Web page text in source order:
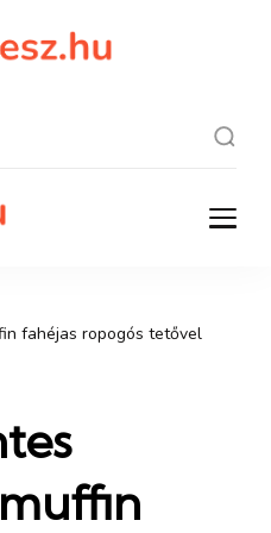
finomlesz.hu
Recept, ami finom lesz.
fahéjas ropogós tetővel